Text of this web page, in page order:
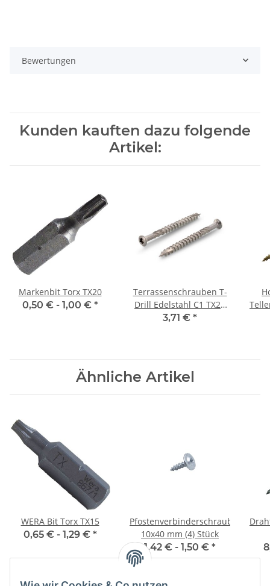
Bewertungen
Kunden kauften dazu folgende
Artikel:
Markenbit Torx TX20
0,50 € - 1,00 € *
Terrassenschrauben T-
Drill Edelstahl C1 TX25
5x60 mm (100) Stück
3,71 € *
Ähnliche Artikel
WERA Bit Torx TX15
0,65 € - 1,29 € *
Pfostenverbinderschrauben
10x40 mm (4) Stück
1,42 € - 1,50 € *